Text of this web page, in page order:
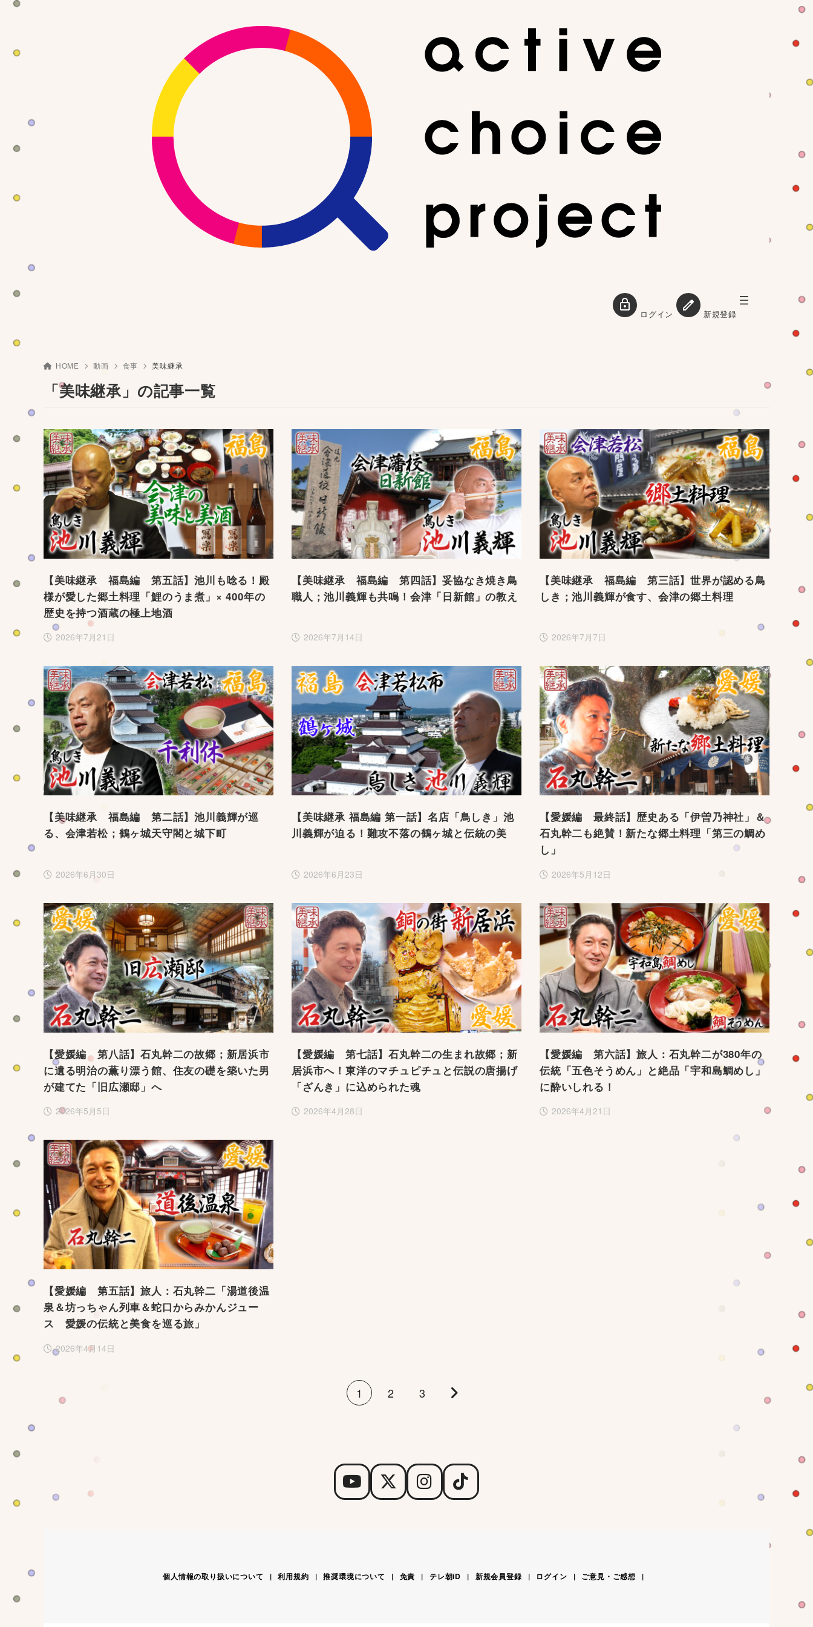
ログイン 新規登録
HOME 動画 食事 美味継承
「美味継承」の記事一覧
【美味継承 福島編 第五話】池川も唸る！殿
様が愛した郷土料理「鯉のうま煮」× 400年の
歴史を持つ酒蔵の極上地酒
2026年7月21日
【美味継承 福島編 第四話】妥協なき焼き鳥
職人；池川義輝も共鳴！会津「日新館」の教え
2026年7月14日
【美味継承 福島編 第三話】世界が認める鳥
しき；池川義輝が食す、会津の郷土料理
2026年7月7日
【美味継承 福島編 第二話】池川義輝が巡
る、会津若松；鶴ヶ城天守閣と城下町
2026年6月30日
【美味継承 福島編 第一話】名店「鳥しき」池
川義輝が迫る！難攻不落の鶴ヶ城と伝統の美
2026年6月23日
【愛媛編 最終話】歴史ある「伊曽乃神社」＆
石丸幹二も絶賛！新たな郷土料理「第三の鯛め
し」
2026年5月12日
【愛媛編 第八話】石丸幹二の故郷；新居浜市
に遺る明治の薫り漂う館、住友の礎を築いた男
が建てた「旧広瀬邸」へ
2026年5月5日
【愛媛編 第七話】石丸幹二の生まれ故郷；新
居浜市へ！東洋のマチュピチュと伝説の唐揚げ
「ざんき」に込められた魂
2026年4月28日
【愛媛編 第六話】旅人：石丸幹二が380年の
伝統「五色そうめん」と絶品「宇和島鯛めし」
に酔いしれる！
2026年4月21日
【愛媛編 第五話】旅人：石丸幹二「湯道後温
泉＆坊っちゃん列車＆蛇口からみかんジュー
ス 愛媛の伝統と美食を巡る旅」
2026年4月14日
1 2 3
個人情報の取り扱いについて 利用規約 推奨環境について 免責 テレ朝iD 新規会員登録 ログイン ご意見・ご感想